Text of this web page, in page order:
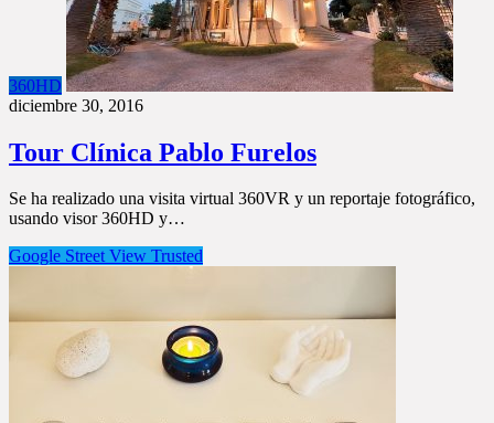
360HD
diciembre 30, 2016
Tour Clínica Pablo Furelos
Se ha realizado una visita virtual 360VR y un reportaje fotográfico,
usando visor 360HD y…
Google Street View Trusted